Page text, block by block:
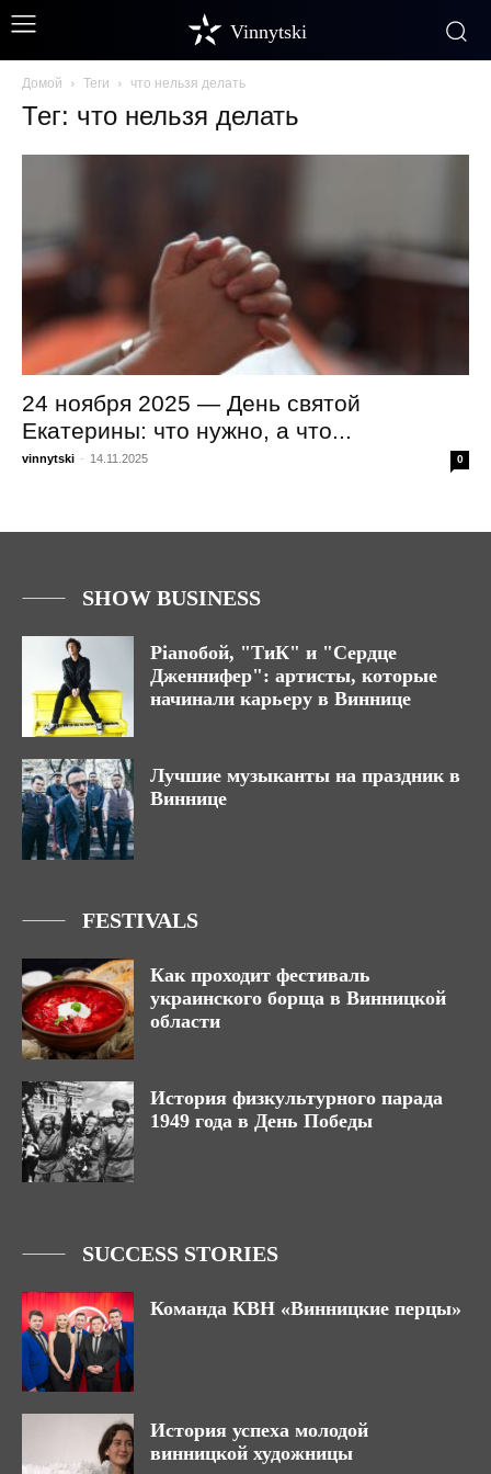
Vinnytski
Домой Теги что нельзя делать
Тег: что нельзя делать
24 ноября 2025 — День святой
Екатерины: что нужно, а что...
vinnytski - 14.11.2025 0
SHOW BUSINESS
Pianoбой, "ТиК" и "Сердце
Дженнифер": артисты, которые
начинали карьеру в Виннице
Лучшие музыканты на праздник в
Виннице
FESTIVALS
Как проходит фестиваль
украинского борща в Винницкой
области
История физкультурного парада
1949 года в День Победы
SUCCESS STORIES
Команда КВН «Винницкие перцы»
История успеха молодой
винницкой художницы